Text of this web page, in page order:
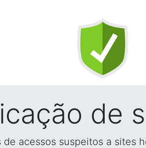
de
acessos suspeitos a sites